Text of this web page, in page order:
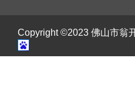
Copyright ©2023 佛山市翁